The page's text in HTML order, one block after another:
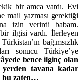
bir amca vardı. Evi
mail yazması gerektiği
izin verirdi babam.
bir ilgisi vardı. İlerleyen
bağımsızlık
sonucu Türkiye’ye
bence ilginç olan
yerden tavana kadar
bu zaten…